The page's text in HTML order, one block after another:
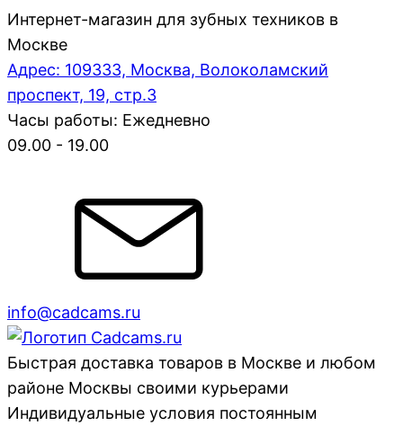
Интернет-магазин для зубных техников в
Москве
Адрес: 109333, Москва, Волоколамский
проспект, 19, стр.3
Часы работы: Ежедневно
09.00 - 19.00
info@cadcams.ru
Быстрая доставка товаров в Москве и любом
районе Москвы своими курьерами
Индивидуальные условия постоянным